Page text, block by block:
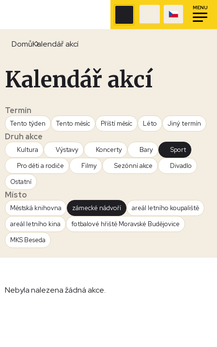
MENU
DomůKalendář akcí
Kalendář akcí
Termín
Tento týden Tento měsíc Příští měsíc Léto Jiný termín
Druh akce
Kultura Výstavy Koncerty Bary
Sport
Pro děti a rodiče
Filmy Sezónní akce
Divadlo
Ostatní
Místo
Městská knihovna zámecké nádvoří
areál letního koupaliště
areál letního kina
fotbalové hřiště Moravské Budějovice
MKS Beseda
Nebyla nalezena žádná akce.